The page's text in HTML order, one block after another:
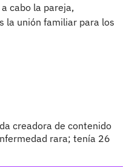
cabo la pareja,
la unión familiar para los
creadora de contenido
rara; tenía 26